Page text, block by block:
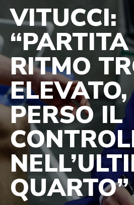
VITUCCI:
RITMO
ELEVATO,
PERSO IL
QUARTO”